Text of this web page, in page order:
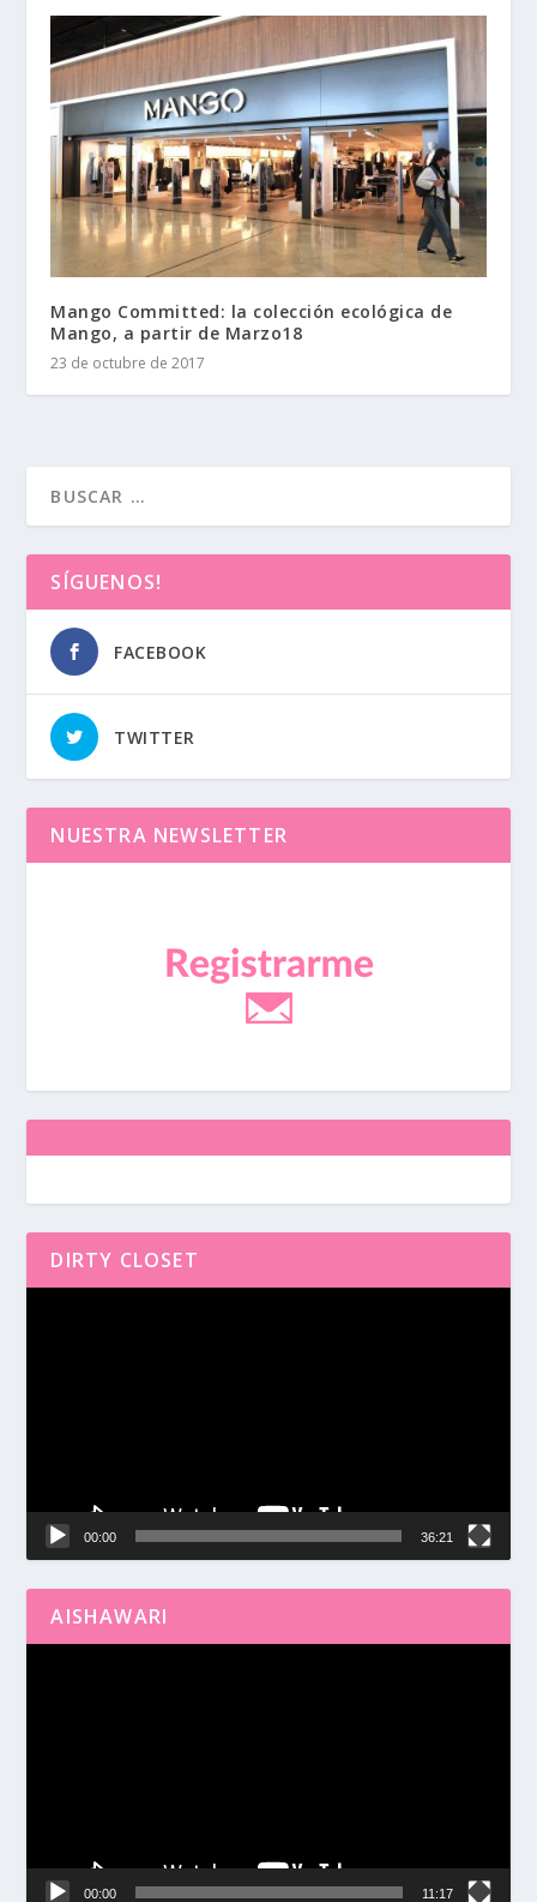
Mango Committed: la colección ecológica de
Mango, a partir de Marzo18
23 de octubre de 2017
SÍGUENOS!
FACEBOOK
TWITTER
NUESTRA NEWSLETTER
DIRTY CLOSET
00:00 36:21
AISHAWARI
00:00 11:17